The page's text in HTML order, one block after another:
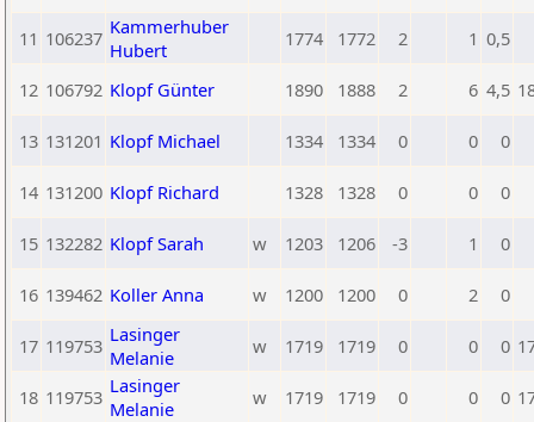
11 106237 Kammerhuber
Hubert
1774 1772 2 1 0,5
12 106792 Klopf Günter 1890 1888 2 6 4,5
13 131201 Klopf Michael 1334 1334 0 0 0
14 131200 Klopf Richard 1328 1328 0 0 0
15 132282 Klopf Sarah w 1203 1206 -3 1 0
16 139462 Koller Anna w 1200 1200 0 2 0
17 119753 Lasinger
Melanie
w 1719 1719 0 0 0
18 119753 Lasinger
Melanie
w 1719 1719 0 0 0